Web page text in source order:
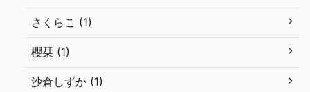
さくらこ (1)
櫻栞 (1)
沙倉しずか (1)